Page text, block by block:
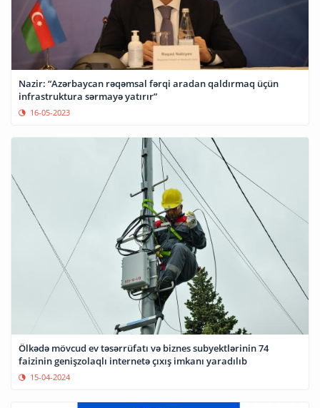
Nazir: “Azərbaycan rəqəmsal fərqi aradan qaldırmaq üçün
infrastruktura sərmayə yatırır”
16-05-2023
Ölkədə mövcud ev təsərrüfatı və biznes subyektlərinin 74
faizinin genişzolaqlı internetə çıxış imkanı yaradılıb
15-04-2024